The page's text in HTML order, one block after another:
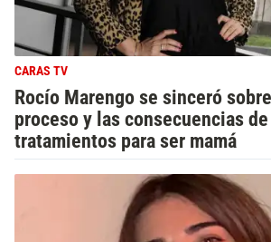
CARAS TV
Rocío Marengo se sinceró
proceso y las consecuencias
tratamientos para ser mamá